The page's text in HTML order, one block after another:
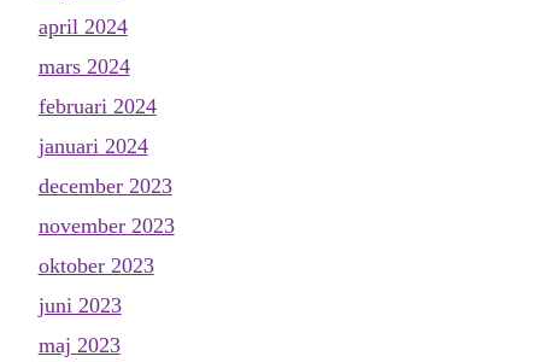
april 2024
mars 2024
februari 2024
januari 2024
december 2023
november 2023
oktober 2023
juni 2023
maj 2023